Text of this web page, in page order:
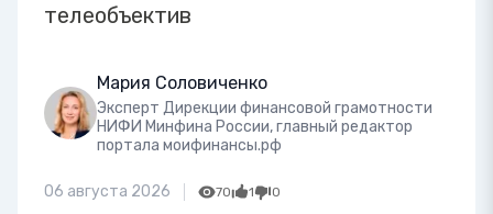
телеобъектив
Мария Соловиченко
Эксперт Дирекции финансовой грамотности
НИФИ Минфина России, главный редактор
портала моифинансы.рф
06 августа 2026 70 1 0